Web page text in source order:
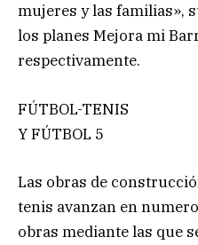
mujeres y las familias»,
los planes Mejora mi
respectivamente.
FÚTBOL-TENIS
Y FÚTBOL 5
Las obras de
tenis avanzan en
obras mediante las que